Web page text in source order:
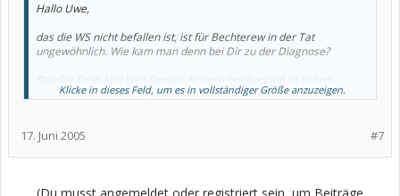
Hallo Uwe,
das die WS nicht befallen ist, ist für Bechterew in der Tat
ungewöhnlich. Wie kam man denn bei Dir zu der Diagnose?
Das Dir Dein Arzt kein Remicade verschreiben will ist schon
verständlich, denn es ist ziemlich teuer. Ich würde es Dir auch nicht
es seit fast 5 Jahren mit gutem Erfolg, allerdings hatte ich alles
Klicke in dieses Feld, um es in vollständiger Größe anzuzeigen.
#7
17. Juni 2005